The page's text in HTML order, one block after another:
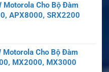
Motorola Cho Bộ Đàm
APX8000, SRX2200
Motorola Cho Bộ Đàm
MX2000, MX3000